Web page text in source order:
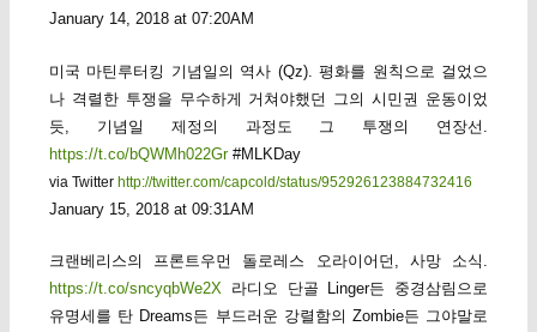
January 14, 2018 at 07:20AM
미국 마틴루터킹 기념일의 역사 (Qz). 평화를 원칙으로 걸었으
나 격렬한 투쟁을 무수하게 거쳐야했던 그의 시민권 운동이었
듯, 기념일 제정의 과정도 그 투쟁의 연장선.
https://t.co/bQWMh022Gr#MLKDay
via Twitter http://twitter.com/capcold/status/952926123884732416
January 15, 2018 at 09:31AM
크랜베리스의 프론트우먼 돌로레스 오라이어던, 사망 소식.
https://t.co/sncyqbWe2X라디오 단골 Linger든 중경삼림으로
유명세를 탄 Dreams든 부드러운 강렬함의 Zombie든 그야말로